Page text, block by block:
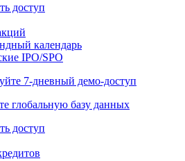
доступ
календарь
IPO/SPO
7-дневный демо-доступ
глобальную базу данных
доступ